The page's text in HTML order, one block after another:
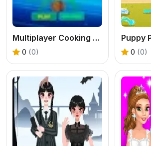
Multiplayer Cooking Coop
0 (0) 0 (0)